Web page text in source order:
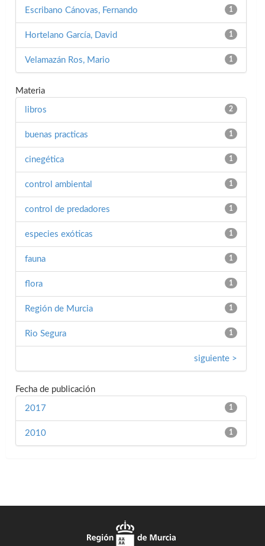
1
Escribano Cánovas, Fernando
1
Hortelano García, David
1
Velamazán Ros, Mario
Materia
2
libros
1
buenas practicas
1
cinegética
1
control ambiental
1
control de predadores
1
especies exóticas
1
fauna
1
flora
1
Región de Murcia
1
Rio Segura
siguiente >
Fecha de publicación
1
2017
1
2010